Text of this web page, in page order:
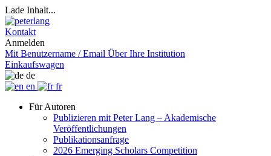
Lade Inhalt...
Kontakt
Anmelden
Mit Benutzername / Email Über Ihre Institution
Einkaufswagen
de
en
fr
Für Autoren
Publizieren mit Peter Lang – Akademische
Veröffentlichungen
Publikationsanfrage
2026 Emerging Scholars Competition